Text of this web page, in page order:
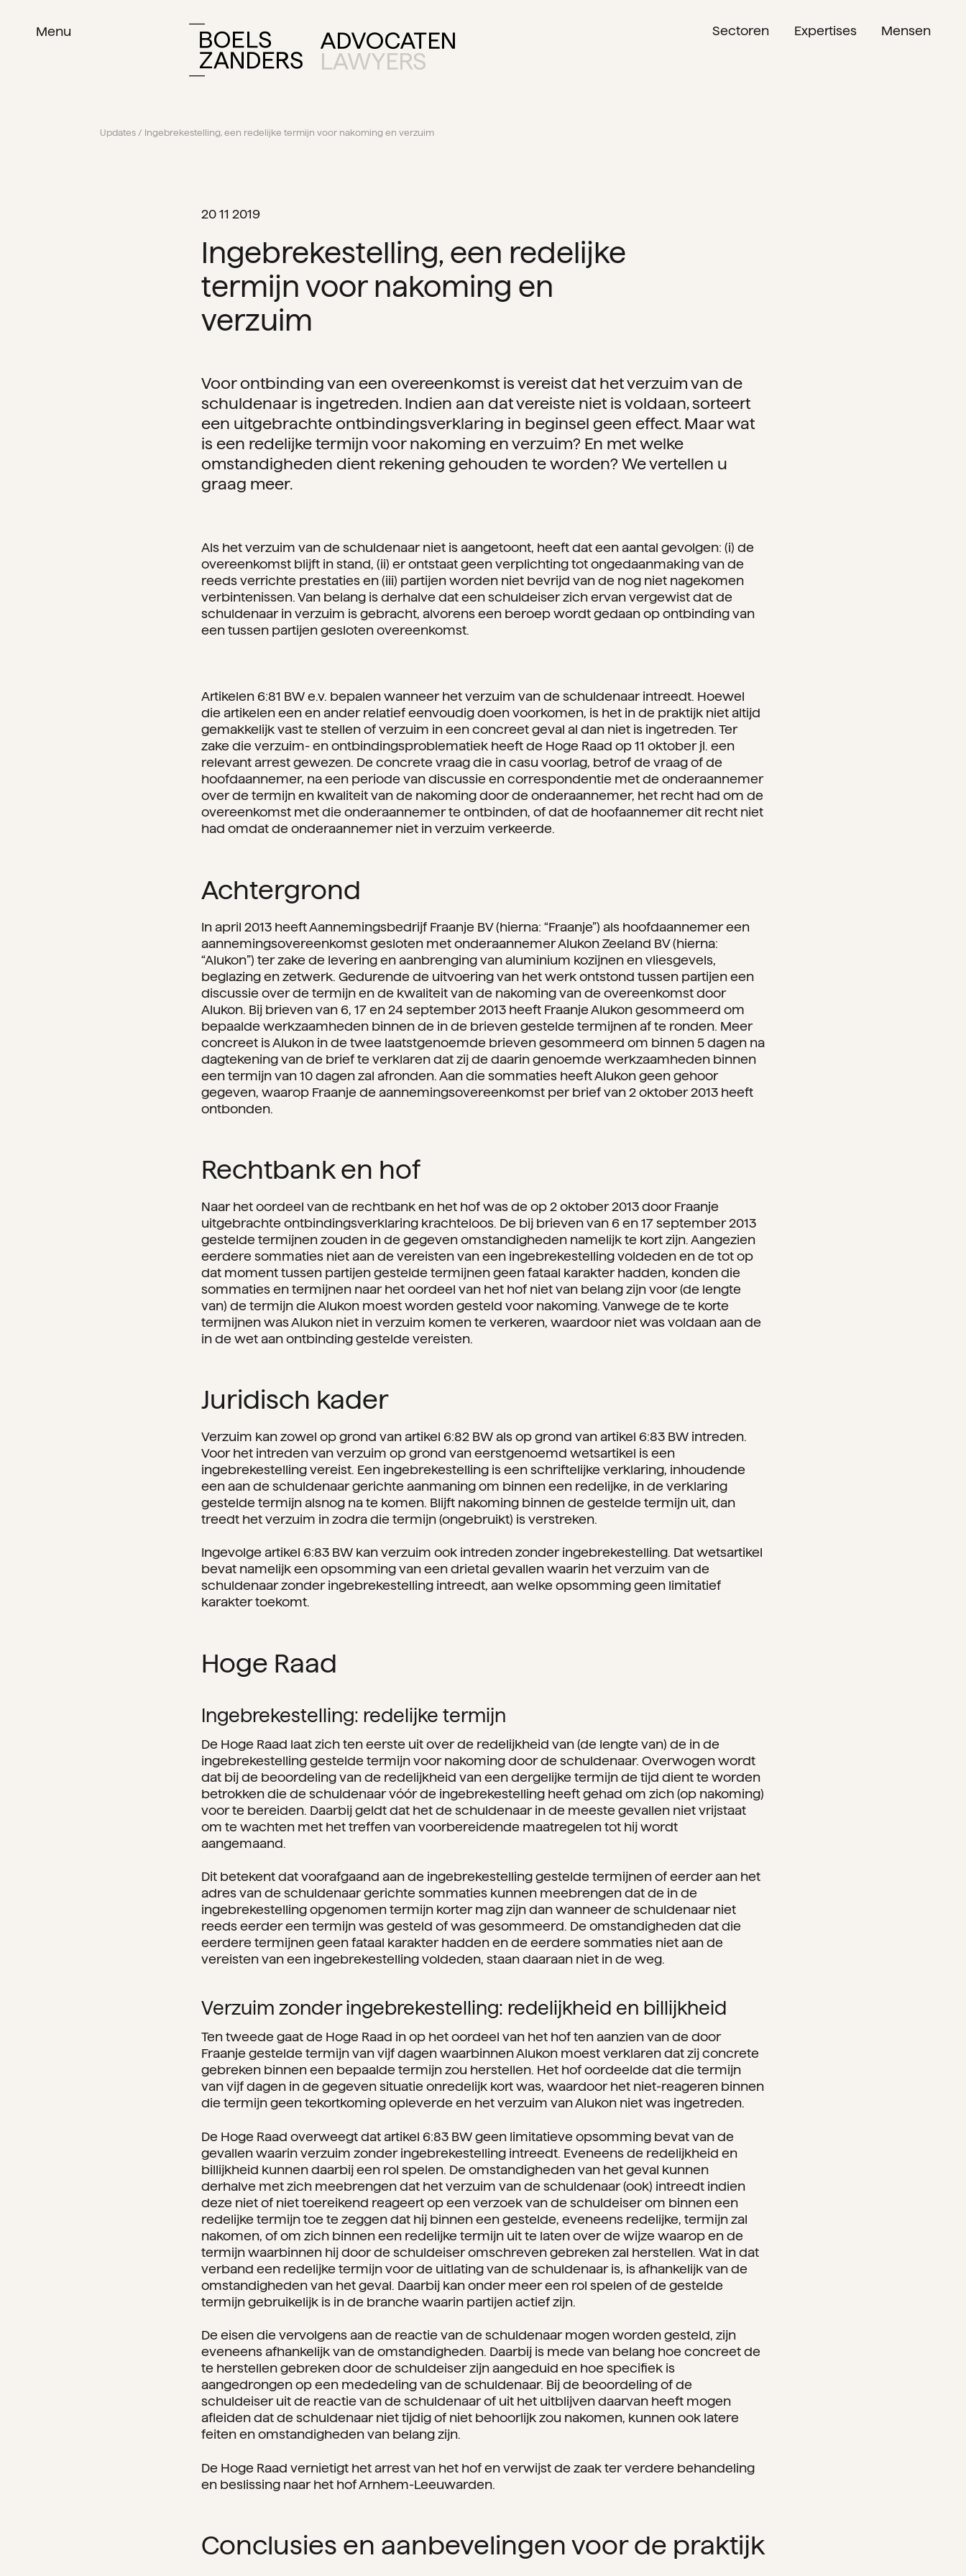
Menu Sectoren Expertises Mensen
NL EN
Updates / Ingebrekestelling, een redelijke termijn voor nakoming en verzuim
20 11 2019
Ingebrekestelling, een redelijke
termijn voor nakoming en
verzuim
Voor ontbinding van een overeenkomst is vereist dat het verzuim van de
schuldenaar is ingetreden. Indien aan dat vereiste niet is voldaan, sorteert
een uitgebrachte ontbindingsverklaring in beginsel geen effect. Maar wat
is een redelijke termijn voor nakoming en verzuim? En met welke
omstandigheden dient rekening gehouden te worden? We vertellen u
graag meer.
Als het verzuim van de schuldenaar niet is aangetoont, heeft dat een aantal gevolgen: (i) de
overeenkomst blijft in stand, (ii) er ontstaat geen verplichting tot ongedaanmaking van de
reeds verrichte prestaties en (iii) partijen worden niet bevrijd van de nog niet nagekomen
verbintenissen. Van belang is derhalve dat een schuldeiser zich ervan vergewist dat de
schuldenaar in verzuim is gebracht, alvorens een beroep wordt gedaan op ontbinding van
een tussen partijen gesloten overeenkomst.
Artikelen 6:81 BW e.v. bepalen wanneer het verzuim van de schuldenaar intreedt. Hoewel
die artikelen een en ander relatief eenvoudig doen voorkomen, is het in de praktijk niet altijd
gemakkelijk vast te stellen of verzuim in een concreet geval al dan niet is ingetreden. Ter
zake die verzuim- en ontbindingsproblematiek heeft de Hoge Raad op 11 oktober jl. een
relevant arrest gewezen. De concrete vraag die in casu voorlag, betrof de vraag of de
hoofdaannemer, na een periode van discussie en correspondentie met de onderaannemer
over de termijn en kwaliteit van de nakoming door de onderaannemer, het recht had om de
overeenkomst met die onderaannemer te ontbinden, of dat de hoofaannemer dit recht niet
had omdat de onderaannemer niet in verzuim verkeerde.
Achtergrond
In april 2013 heeft Aannemingsbedrijf Fraanje BV (hierna: “Fraanje”) als hoofdaannemer een
aannemingsovereenkomst gesloten met onderaannemer Alukon Zeeland BV (hierna:
“Alukon”) ter zake de levering en aanbrenging van aluminium kozijnen en vliesgevels,
beglazing en zetwerk. Gedurende de uitvoering van het werk ontstond tussen partijen een
discussie over de termijn en de kwaliteit van de nakoming van de overeenkomst door
Alukon. Bij brieven van 6, 17 en 24 september 2013 heeft Fraanje Alukon gesommeerd om
bepaalde werkzaamheden binnen de in de brieven gestelde termijnen af te ronden. Meer
concreet is Alukon in de twee laatstgenoemde brieven gesommeerd om binnen 5 dagen na
dagtekening van de brief te verklaren dat zij de daarin genoemde werkzaamheden binnen
een termijn van 10 dagen zal afronden. Aan die sommaties heeft Alukon geen gehoor
gegeven, waarop Fraanje de aannemingsovereenkomst per brief van 2 oktober 2013 heeft
ontbonden.
Rechtbank en hof
Naar het oordeel van de rechtbank en het hof was de op 2 oktober 2013 door Fraanje
uitgebrachte ontbindingsverklaring krachteloos. De bij brieven van 6 en 17 september 2013
gestelde termijnen zouden in de gegeven omstandigheden namelijk te kort zijn. Aangezien
eerdere sommaties niet aan de vereisten van een ingebrekestelling voldeden en de tot op
dat moment tussen partijen gestelde termijnen geen fataal karakter hadden, konden die
sommaties en termijnen naar het oordeel van het hof niet van belang zijn voor (de lengte
van) de termijn die Alukon moest worden gesteld voor nakoming. Vanwege de te korte
termijnen was Alukon niet in verzuim komen te verkeren, waardoor niet was voldaan aan de
in de wet aan ontbinding gestelde vereisten.
Juridisch kader
Verzuim kan zowel op grond van artikel 6:82 BW als op grond van artikel 6:83 BW intreden.
Voor het intreden van verzuim op grond van eerstgenoemd wetsartikel is een
ingebrekestelling vereist. Een ingebrekestelling is een schriftelijke verklaring, inhoudende
een aan de schuldenaar gerichte aanmaning om binnen een redelijke, in de verklaring
gestelde termijn alsnog na te komen. Blijft nakoming binnen de gestelde termijn uit, dan
treedt het verzuim in zodra die termijn (ongebruikt) is verstreken.
Ingevolge artikel 6:83 BW kan verzuim ook intreden zonder ingebrekestelling. Dat wetsartikel
bevat namelijk een opsomming van een drietal gevallen waarin het verzuim van de
schuldenaar zonder ingebrekestelling intreedt, aan welke opsomming geen limitatief
karakter toekomt.
Hoge Raad
Ingebrekestelling: redelijke termijn
De Hoge Raad laat zich ten eerste uit over de redelijkheid van (de lengte van) de in de
ingebrekestelling gestelde termijn voor nakoming door de schuldenaar. Overwogen wordt
dat bij de beoordeling van de redelijkheid van een dergelijke termijn de tijd dient te worden
betrokken die de schuldenaar vóór de ingebrekestelling heeft gehad om zich (op nakoming)
voor te bereiden. Daarbij geldt dat het de schuldenaar in de meeste gevallen niet vrijstaat
om te wachten met het treffen van voorbereidende maatregelen tot hij wordt
aangemaand.
Dit betekent dat voorafgaand aan de ingebrekestelling gestelde termijnen of eerder aan het
adres van de schuldenaar gerichte sommaties kunnen meebrengen dat de in de
ingebrekestelling opgenomen termijn korter mag zijn dan wanneer de schuldenaar niet
reeds eerder een termijn was gesteld of was gesommeerd. De omstandigheden dat die
eerdere termijnen geen fataal karakter hadden en de eerdere sommaties niet aan de
vereisten van een ingebrekestelling voldeden, staan daaraan niet in de weg.
Verzuim zonder ingebrekestelling: redelijkheid en billijkheid
Ten tweede gaat de Hoge Raad in op het oordeel van het hof ten aanzien van de door
Fraanje gestelde termijn van vijf dagen waarbinnen Alukon moest verklaren dat zij concrete
gebreken binnen een bepaalde termijn zou herstellen. Het hof oordeelde dat die termijn
van vijf dagen in de gegeven situatie onredelijk kort was, waardoor het niet-reageren binnen
die termijn geen tekortkoming opleverde en het verzuim van Alukon niet was ingetreden.
De Hoge Raad overweegt dat artikel 6:83 BW geen limitatieve opsomming bevat van de
gevallen waarin verzuim zonder ingebrekestelling intreedt. Eveneens de redelijkheid en
billijkheid kunnen daarbij een rol spelen. De omstandigheden van het geval kunnen
derhalve met zich meebrengen dat het verzuim van de schuldenaar (ook) intreedt indien
deze niet of niet toereikend reageert op een verzoek van de schuldeiser om binnen een
redelijke termijn toe te zeggen dat hij binnen een gestelde, eveneens redelijke, termijn zal
nakomen, of om zich binnen een redelijke termijn uit te laten over de wijze waarop en de
termijn waarbinnen hij door de schuldeiser omschreven gebreken zal herstellen. Wat in dat
verband een redelijke termijn voor de uitlating van de schuldenaar is, is afhankelijk van de
omstandigheden van het geval. Daarbij kan onder meer een rol spelen of de gestelde
termijn gebruikelijk is in de branche waarin partijen actief zijn.
De eisen die vervolgens aan de reactie van de schuldenaar mogen worden gesteld, zijn
eveneens afhankelijk van de omstandigheden. Daarbij is mede van belang hoe concreet de
te herstellen gebreken door de schuldeiser zijn aangeduid en hoe specifiek is
aangedrongen op een mededeling van de schuldenaar. Bij de beoordeling of de
schuldeiser uit de reactie van de schuldenaar of uit het uitblijven daarvan heeft mogen
afleiden dat de schuldenaar niet tijdig of niet behoorlijk zou nakomen, kunnen ook latere
feiten en omstandigheden van belang zijn.
De Hoge Raad vernietigt het arrest van het hof en verwijst de zaak ter verdere behandeling
en beslissing naar het hof Arnhem-Leeuwarden.
Conclusies en aanbevelingen voor de praktijk